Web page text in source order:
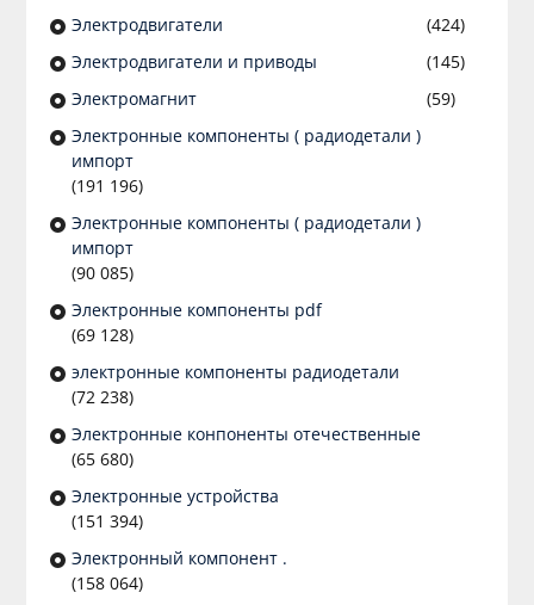
Электродвигатели
(424)
Электродвигатели и приводы
(145)
Электромагнит
(59)
Электронные компоненты ( радиодетали )
импорт
(191 196)
Электронные компоненты ( радиодетали )
импорт
(90 085)
Электронные компоненты pdf
(69 128)
электронные компоненты радиодетали
(72 238)
Электронные конпоненты отечественные
(65 680)
Электронные устройства
(151 394)
Электронный компонент .
(158 064)